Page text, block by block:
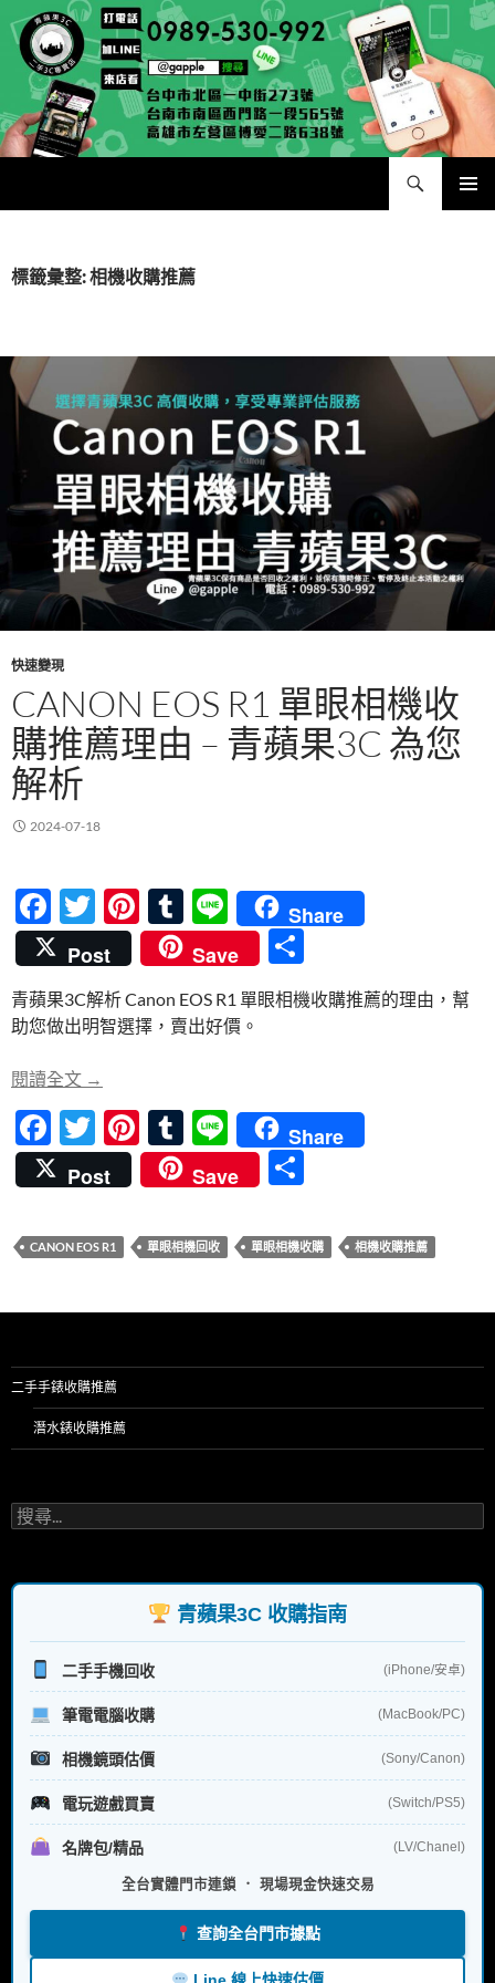
至
內
容
標籤彙整: 相機收購推薦
快速變現
CANON EOS R1 單眼相機收
購推薦理由 – 青蘋果3C 為您
解析
2024-07-18
F
ac
e
b
o
o
k
T
w
itt
er
Pi
nt
er
es
t
T
u
m
bl
r
Li
n
e
Share
Post
Save
享
青蘋果3C解析 Canon EOS R1 單眼相機收購推薦的理由，幫
助您做出明智選擇，賣出好價。
閱讀全文 Canon EOS R1 單眼相機收購推薦理由 – 青蘋果3C
→
F
ac
e
b
o
o
T
w
itt
er
Pi
nt
er
es
t
T
u
m
bl
r
Li
n
e
Share
Post
Save
CANON EOS R1 單眼相機回收 單眼相機收購 相機收購推薦
二手手錶收購推薦
潛水錶收購推薦
搜
尋
字:
青蘋果3C 收購指南
二手手機回收 (iPhone/安卓)
筆電電腦收購 (MacBook/PC)
相機鏡頭估價 (Sony/Canon)
電玩遊戲買賣 (Switch/PS5)
名牌包/精品 (LV/Chanel)
全台實體門市連鎖 ． 現場現金快速交易
查詢全台門市據點